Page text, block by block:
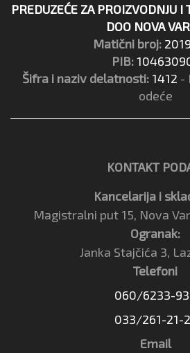
PREDUZEĆE ZA PROIZVODNJU I
DOO NOVA
Matični broj:
PIB:
Šifra i naziv delatnosti: 1412 -
odeće
KONTAKT
Kancelarija i
Magistralni put 15, Nova
Ogranak:
Janka Stajčića 3,
Telefoni
060/6233-
033/261-21-
Email